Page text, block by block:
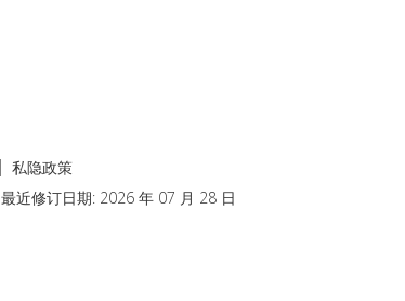
私隐政策
最近修订日期: 2026 年 07 月 28 日